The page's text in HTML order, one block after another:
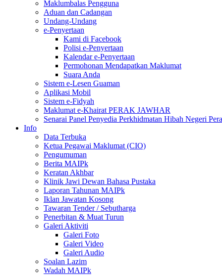
Maklumbalas Pengguna
Aduan dan Cadangan
Undang-Undang
e-Penyertaan
Kami di Facebook
Polisi e-Penyertaan
Kalendar e-Penyertaan
Permohonan Mendapatkan Maklumat
Suara Anda
Sistem e-Lesen Guaman
Aplikasi Mobil
Sistem e-Fidyah
Maklumat e-Khairat PERAK JAWHAR
Senarai Panel Penyedia Perkhidmatan Hibah Negeri
Info
Data Terbuka
Ketua Pegawai Maklumat (CIO)
Pengumuman
Berita MAIPk
Keratan Akhbar
Klinik Jawi Dewan Bahasa Pustaka
Laporan Tahunan MAIPk
Iklan Jawatan Kosong
Tawaran Tender / Sebutharga
Penerbitan & Muat Turun
Galeri Aktiviti
Galeri Foto
Galeri Video
Galeri Audio
Soalan Lazim
Wadah MAIPk